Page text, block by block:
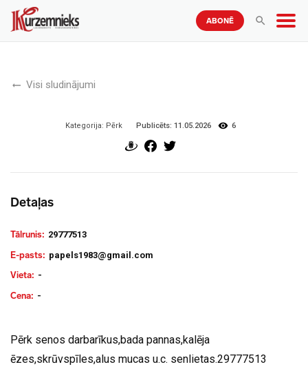
ABONĒ
Visi sludinājumi
Kategorija: Pērk Publicēts: 11.05.2026 6
Detaļas
Tālrunis: 29777513
E-pasts: papels1983@gmail.com
Vieta: -
Cena: -
Pērk senos darbarīkus,bada pannas,kalēja
ēzes,skrūvspīles,alus mucas u.c. senlietas.29777513